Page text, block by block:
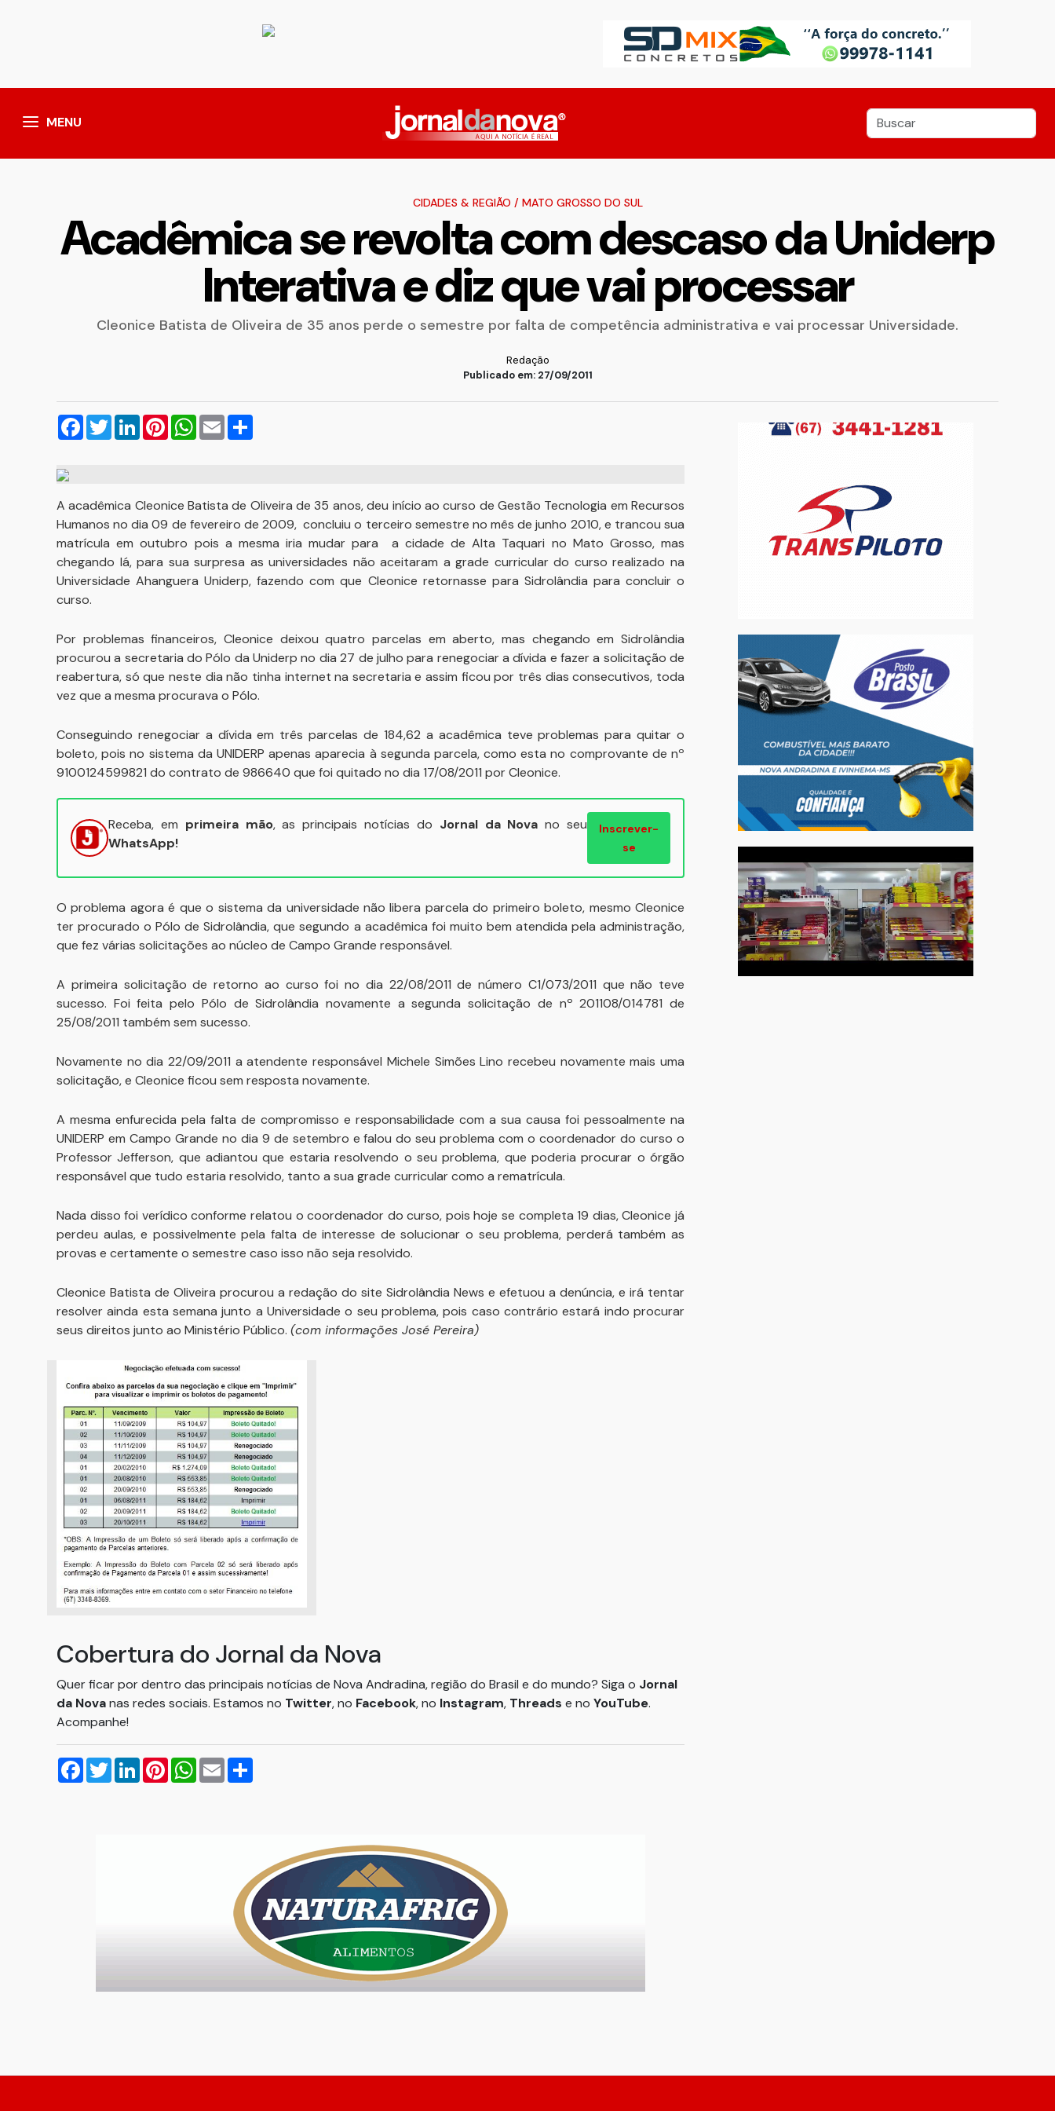
MENU
CIDADES & REGIÃO / MATO GROSSO DO SUL
Acadêmica se revolta com descaso da Uniderp
Interativa e diz que vai processar
Cleonice Batista de Oliveira de 35 anos perde o semestre por falta de competência administrativa e vai processar Universidade.
Redação
Publicado em: 27/09/2011
Facebook
TwitterLinkedInPinterestWhatsApp
Email
A acadêmica Cleonice Batista de Oliveira de 35 anos, deu início ao curso de Gestão Tecnologia em Recursos
Humanos no dia 09 de fevereiro de 2009, concluiu o terceiro semestre no mês de junho 2010, e trancou sua
matrícula em outubro pois a mesma iria mudar para a cidade de Alta Taquari no Mato Grosso, mas
chegando lá, para sua surpresa as universidades não aceitaram a grade curricular do curso realizado na
Universidade Ahanguera Uniderp, fazendo com que Cleonice retornasse para Sidrolândia para concluir o
curso.
Por problemas financeiros, Cleonice deixou quatro parcelas em aberto, mas chegando em Sidrolândia
procurou a secretaria do Pólo da Uniderp no dia 27 de julho para renegociar a dívida e fazer a solicitação de
reabertura, só que neste dia não tinha internet na secretaria e assim ficou por três dias consecutivos, toda
vez que a mesma procurava o Pólo.
Conseguindo renegociar a dívida em três parcelas de 184,62 a acadêmica teve problemas para quitar o
boleto, pois no sistema da UNIDERP apenas aparecia à segunda parcela, como esta no comprovante de nº
9100124599821 do contrato de 986640 que foi quitado no dia 17/08/2011 por Cleonice.
Receba, em primeira mão, as principais notícias do Jornal da Nova no seu
WhatsApp!
Inscrever-
se
O problema agora é que o sistema da universidade não libera parcela do primeiro boleto, mesmo Cleonice
ter procurado o Pólo de Sidrolândia, que segundo a acadêmica foi muito bem atendida pela administração,
que fez várias solicitações ao núcleo de Campo Grande responsável.
A primeira solicitação de retorno ao curso foi no dia 22/08/2011 de número C1/073/2011 que não teve
sucesso. Foi feita pelo Pólo de Sidrolândia novamente a segunda solicitação de nº 201108/014781 de
25/08/2011 também sem sucesso.
Novamente no dia 22/09/2011 a atendente responsável Michele Simões Lino recebeu novamente mais uma
solicitação, e Cleonice ficou sem resposta novamente.
A mesma enfurecida pela falta de compromisso e responsabilidade com a sua causa foi pessoalmente na
UNIDERP em Campo Grande no dia 9 de setembro e falou do seu problema com o coordenador do curso o
Professor Jefferson, que adiantou que estaria resolvendo o seu problema, que poderia procurar o órgão
responsável que tudo estaria resolvido, tanto a sua grade curricular como a rematrícula.
Nada disso foi verídico conforme relatou o coordenador do curso, pois hoje se completa 19 dias, Cleonice já
perdeu aulas, e possivelmente pela falta de interesse de solucionar o seu problema, perderá também as
provas e certamente o semestre caso isso não seja resolvido.
Cleonice Batista de Oliveira procurou a redação do site Sidrolândia News e efetuou a denúncia, e irá tentar
resolver ainda esta semana junto a Universidade o seu problema, pois caso contrário estará indo procurar
seus direitos junto ao Ministério Público. (com informações José Pereira)
Cobertura do Jornal da Nova
Quer ficar por dentro das principais notícias de Nova Andradina, região do Brasil e do mundo? Siga o Jornal
da Novanas redes sociais. Estamos no Twitter, no Facebook, no Instagram, Threads e no YouTube.
Acompanhe!
Facebook
TwitterLinkedInPinterestWhatsApp
Email